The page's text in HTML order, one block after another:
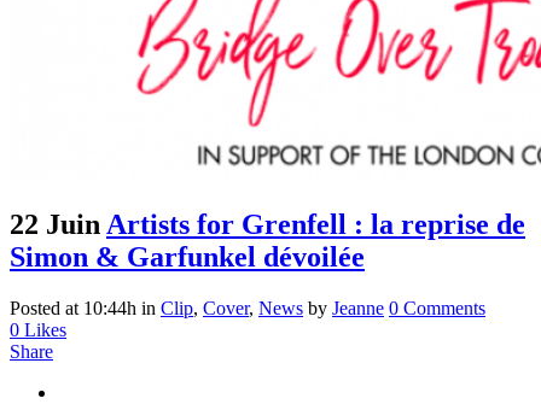
22 Juin Artists for Grenfell : la reprise de
Simon & Garfunkel dévoilée
Posted at 10:44h in Clip, Cover, News by Jeanne 0 Comments
0 Likes
Share